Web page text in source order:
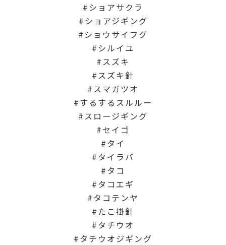
ショアサクラ
ショアジギング
ショウサイフグ
シルイユ
スズキ
スズキ針
スマガツオ
するするスルルー
スロージギング
セイゴ
タイ
タイラバ
タコ
タコエギ
タコテンヤ
たこ掛針
タチウオ
タチウオジギング